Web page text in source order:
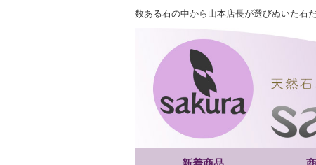
数ある石の中から山本店長が選びぬいた石